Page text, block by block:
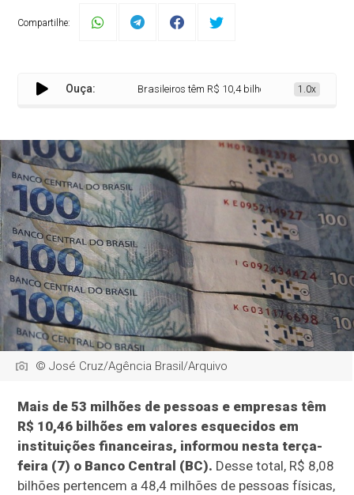
Compartilhe:
Ouça: Brasileiros têm R$ 10,4 bilhões em valores
1.0x
© José Cruz/Agência Brasil/Arquivo
Mais de 53 milhões de pessoas e empresas têm
R$ 10,46 bilhões em valores esquecidos em
instituições financeiras, informou nesta terça-
feira (7) o Banco Central (BC). Desse total, R$ 8,08
bilhões pertencem a 48,4 milhões de pessoas físicas,